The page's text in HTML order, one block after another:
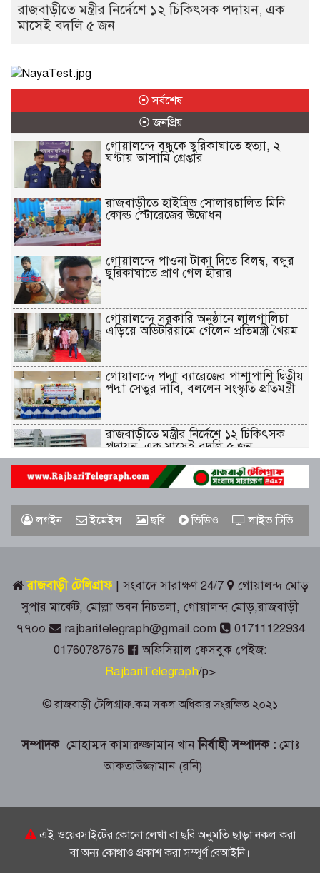
রাজবাড়ীতে মন্ত্রীর নির্দেশে ১২ চিকিৎসক পদায়ন, এক
মাসেই বদলি ৫ জন
⦿ সর্বশেষ
⦿ জনপ্রিয়
গোয়ালন্দে বন্ধুকে ছুরিকাঘাতে হত্যা, ২
ঘণ্টায় আসামি গ্রেপ্তার
রাজবাড়ীতে হাইব্রিড সোলারচালিত মিনি
কোল্ড স্টোরেজের উদ্বোধন
গোয়ালন্দে পাওনা টাকা দিতে বিলম্ব, বন্ধুর
ছুরিকাঘাতে প্রাণ গেল হীরার
গোয়ালন্দে সরকারি অনুষ্ঠানে লালগালিচা
এড়িয়ে অডিটরিয়ামে গেলেন প্রতিমন্ত্রী খৈয়ম
গোয়ালন্দে পদ্মা ব্যারেজের পাশাপাশি দ্বিতীয়
পদ্মা সেতুর দাবি, বললেন সংস্কৃতি প্রতিমন্ত্রী
রাজবাড়ীতে মন্ত্রীর নির্দেশে ১২ চিকিৎসক
পদায়ন, এক মাসেই বদলি ৫ জন
গোয়ালন্দঘাটে র‌্যাবের সাঁড়াশি অভিযান,
১৩০০ ইয়াবাসহ নাজমা গ্রেপ্তার
পাংশায় সাংবাদিক আকাশ মাহমুদের ওপর
হামলার ঘটনায় বিশু সরদার গ্রেপ্তার
গোয়ালন্দে জুলাই গণঅভ্যুত্থান দিবস পালিত
আগস্ট গণঅভ্যুত্থান দিবস পালিত
গোয়ালন্দে ১৮০ পুরিয়া হেরোইনসহ ৮
মামলার আসামি রিনা গ্রেপ্তার
লগইন ইমেইল ছবি ভিডিও লাইভ টিভি
রাজবাড়ী টেলিগ্রাফ | সংবাদে সারাক্ষণ 24/7
গোয়ালন্দ মোড়
সুপার মার্কেট, মোল্লা ভবন নিচতলা, গোয়ালন্দ মোড়,রাজবাড়ী
৭৭০০
rajbaritelegraph@gmail.com
01711122934
01760787676
অফিসিয়াল ফেসবুক পেইজ:
RajbariTelegraph/p>
© রাজবাড়ী টেলিগ্রাফ.কম সকল অধিকার সংরক্ষিত ২০২১
সম্পাদক মোহাম্মদ কামারুজ্জামান খাননির্বাহী সম্পাদক :মোঃ
আকতাউজ্জামান (রনি)
এই ওয়েবসাইটের কোনো লেখা বা ছবি অনুমতি ছাড়া নকল করা
বা অন্য কোথাও প্রকাশ করা সম্পূর্ণ বেআইনি।